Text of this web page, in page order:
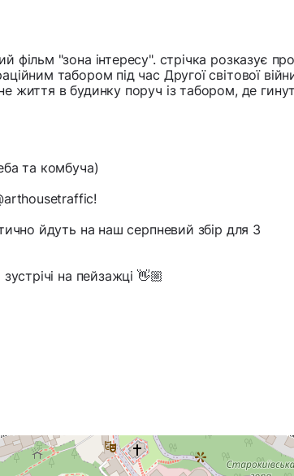
фільм "зона інтересу". стрічка розказує про
табором під час Другої світової
життя в будинку поруч із табором, де
та комбуча)
йдуть на наш серпневий збір для 3
на пейзажці 👋🏼